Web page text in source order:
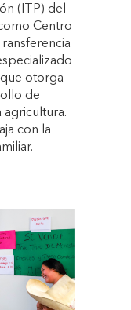
(ITP) del
Centro
otorga
de
agricultura.
con la